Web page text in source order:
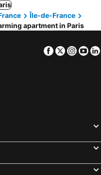
Île-de-France
apartment in Paris
Facebook
Twitter